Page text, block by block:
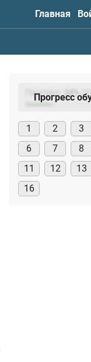
Главная
Прогресс: (23
Прогресс
1 2 3
6
7 8
11
12 13
16